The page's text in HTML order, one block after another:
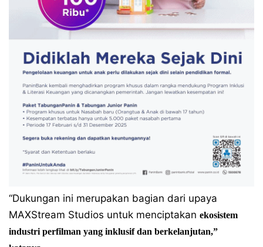
“Dukungan ini merupakan bagian dari upaya
MAXStream Studios untuk menciptakan ekosistem
industri perfilman yang inklusif dan berkelanjutan,”